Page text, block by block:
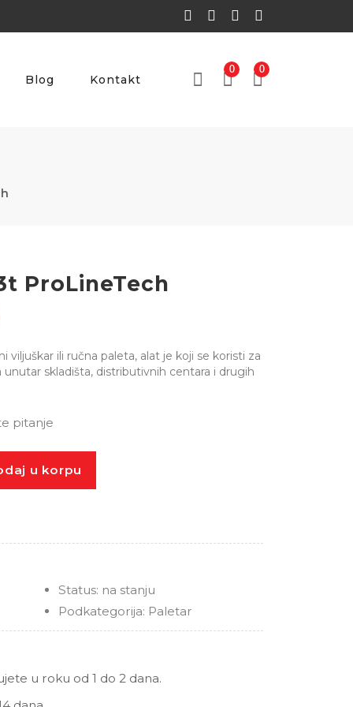
Blog Kontakt
0 0
ProLineTech
viljuškar ili ručna paleta, alat je koji se koristi za
skladišta, distributivnih centara i drugih
pitanje
u korpu
Status: na stanju
Podkategorija: Paletar
u roku od 1 do 2 dana.